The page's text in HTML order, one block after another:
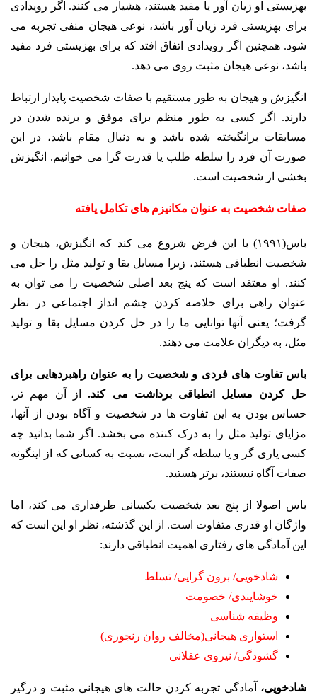
بهزیستی او زیان آور یا مفید هستند، هشیار می کنند. اگر رویدادی
برای بهزیستی فرد زیان آور باشد، نوعی هیجان منفی تجربه می
شود. همچنین اگر رویدادی اتفاق افتد که برای بهزیستی فرد مفید
باشد، نوعی هیجان مثبت روی می دهد.
انگیزش و هیجان به طور مستقیم با صفات شخصیت پایدار ارتباط
دارند. اگر کسی به طور منظم برای موفق و برنده شدن در
مسابقات برانگیخته شده باشد و به دنبال مقام باشد، در این
صورت آن فرد را سلطه طلب یا قدرت گرا می خوانیم. انگیزش
بخشی از شخصیت است.
صفات شخصیت به عنوان مکانیزم های تکامل یافته
باس(۱۹۹۱) با این فرض شروع می کند که انگیزش، هیجان و
شخصیت انطباقی هستند، زیرا مسایل بقا و تولید مثل را حل می
کنند. او معتقد است که پنج بعد اصلی شخصیت را می توان به
عنوان راهی برای خلاصه کردن چشم انداز اجتماعی در نظر
گرفت؛ یعنی آنها توانایی ما را در حل کردن مسایل بقا و تولید
مثل، به دیگران علامت می دهند.
باس تفاوت های فردی و شخصیت را به عنوان راهبردهایی برای
حل کردن مسایل انطباقی برداشت می کند.از آن مهم تر،
حساس بودن به این تفاوت ها در شخصیت و آگاه بودن از آنها،
مزایای تولید مثل را به درک کننده می بخشد. اگر شما بدانید چه
کسی یاری گر و یا سلطه گر است، نسبت به کسانی که از اینگونه
صفات آگاه نیستند، برتر هستید.
باس اصولا از پنج بعد شخصیت یکسانی طرفداری می کند، اما
واژگان او قدری متفاوت است. از این گذشته، نظر او این است که
این آمادگی های رفتاری اهمیت انطباقی دارند:
شادخویی/ برون گرایی/ تسلط
خوشایندی/ خصومت
وظیفه شناسی
استواری هیجانی(مخالف روان رنجوری)
گشودگی/ نیروی عقلانی
شادخویی، آمادگی تجربه کردن حالت های هیجانی مثبت و درگیر